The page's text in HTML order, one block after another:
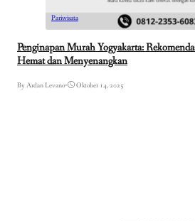
Pariwisata
Penginapan Murah Yogyakarta:
Hemat dan Menyenangkan
By Ardan Levano• Oktober 14, 2025